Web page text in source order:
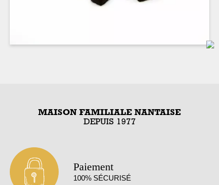
MAISON FAMILIALE NANTAISE
DEPUIS 1977
Paiement
100% SÉCURISÉ